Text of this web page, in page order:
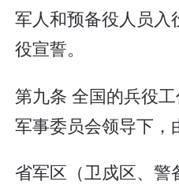
军人和预备役人员入
役宣誓。
第九条 全国的兵役
军事委员会领导下，
省军区（卫戍区、